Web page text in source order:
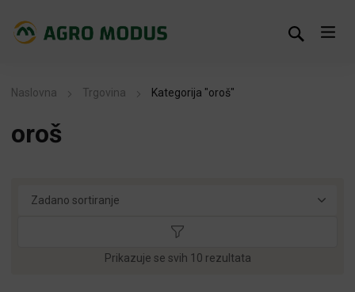
Naslovna Trgovina Kategorija "oroš"
oroš
Prikazuje se svih 10 rezultata